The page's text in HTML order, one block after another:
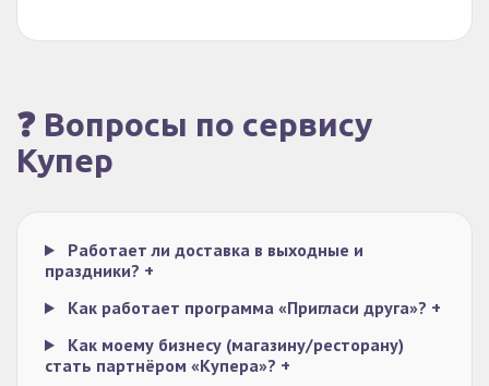
❓ Вопросы по сервису
Купер
Работает ли доставка в выходные и
праздники? +
Как работает программа «Пригласи друга»? +
Как моему бизнесу (магазину/ресторану)
стать партнёром «Купера»? +